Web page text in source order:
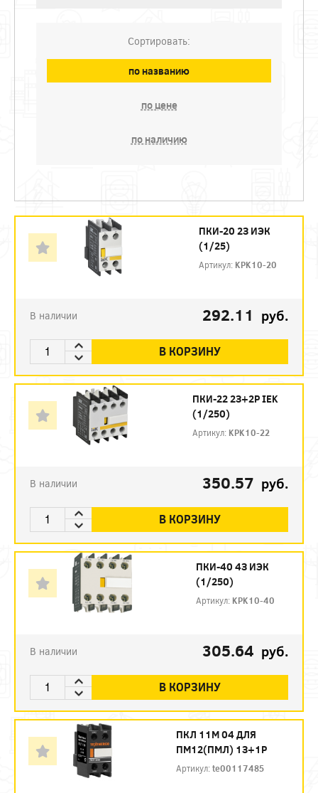
Сортировать:
по названию
по цене
по наличию
ПКИ-20 2З ИЭК
(1/25)
Артикул: KPK10-20
В наличии 292.11 руб.
В КОРЗИНУ
ПКИ-22 2З+2Р IEK
(1/250)
Артикул: KPK10-22
В наличии 350.57 руб.
В КОРЗИНУ
ПКИ-40 4З ИЭК
(1/250)
Артикул: KPK10-40
В наличии 305.64 руб.
В КОРЗИНУ
ПКЛ 11М 04 ДЛЯ
ПМ12(ПМЛ) 1З+1Р
Артикул:te00117485